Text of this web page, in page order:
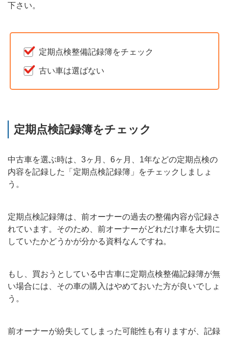
下さい。
定期点検整備記録簿をチェック
古い車は選ばない
定期点検記録簿をチェック
中古車を選ぶ時は、3ヶ月、6ヶ月、1年などの定期点検の
内容を記録した「定期点検記録簿」をチェックしましょ
う。
定期点検記録簿は、前オーナーの過去の整備内容が記録さ
れています。そのため、前オーナーがどれだけ車を大切に
していたかどうかが分かる資料なんですね。
もし、買おうとしている中古車に定期点検整備記録簿が無
い場合には、その車の購入はやめておいた方が良いでしょ
う。
前オーナーが紛失してしまった可能性も有りますが、記録